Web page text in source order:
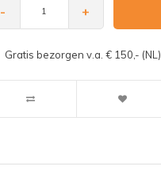
- +
Gratis bezorgen v.a. € 150,- (NL)